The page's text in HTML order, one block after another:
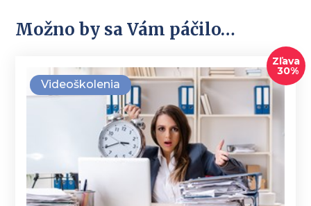
Možno by sa Vám páčilo…
Videoškolenia
Zľava
30%